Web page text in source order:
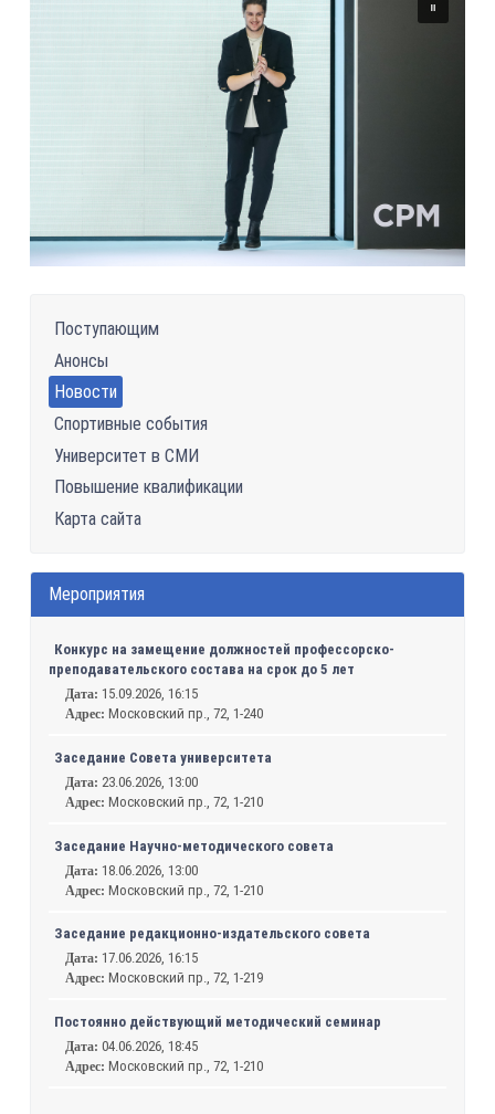
Поступающим
Анонсы
Новости
Спортивные события
Университет в СМИ
Повышение квалификации
Карта сайта
Мероприятия
Конкурс на замещение должностей профессорско-
преподавательского состава на срок до 5 лет
Дата: 15.09.2026, 16:15
Адрес: Московский пр., 72, 1-240
Заседание Совета университета
Дата: 23.06.2026, 13:00
Адрес: Московский пр., 72, 1-210
Заседание Научно-методического совета
Дата: 18.06.2026, 13:00
Адрес: Московский пр., 72, 1-210
Заседание редакционно-издательского совета
Дата: 17.06.2026, 16:15
Адрес: Московский пр., 72, 1-219
Постоянно действующий методический семинар
Дата:04.06.2026, 18:45
Адрес: Московский пр., 72, 1-210